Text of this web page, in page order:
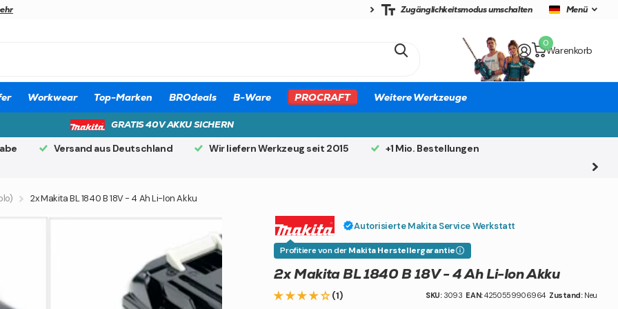
Zugänglichkeitsmodus umschalten Menü
Warenkorb
0
Workwear Top-Marken BROdeals B-Ware PROCRAFT Weitere Werkzeuge
GRATIS 40V AKKU SICHERN
Versand aus Deutschland Wir liefern Werkzeug seit 2015
+1 Mio. Bestellungen
2x Makita BL 1840 B 18V - 4 Ah Li-Ion Akku
Autorisierte Makita Service Werkstatt
Profitiere von derMakita Herstellergarantie
2x Makita BL 1840 B 18V - 4 Ah Li-Ion Akku
(1) SKU: 3093 EAN:4250559906964 Zustand: Neu